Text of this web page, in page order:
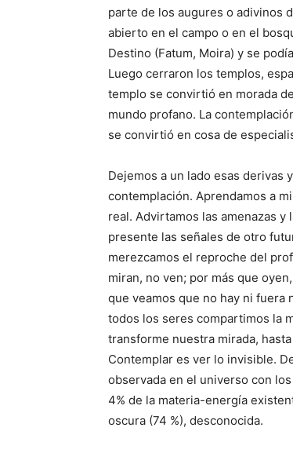
parte de los augures o adivinos
abierto en el campo o en el
Destino (Fatum, Moira) y se
Luego cerraron los templos,
templo se convirtió en morada
mundo profano. La
se convirtió en cosa de
Dejemos a un lado esas derivas
contemplación. Aprendamos a
real. Advirtamos las amenazas
presente las señales de otro
merezcamos el reproche del
miran, no ven; por más que
que veamos que no hay ni fuera
todos los seres compartimos la
transforme nuestra mirada,
Contemplar es ver lo invisible.
observada en el universo con
4% de la materia-energía
oscura (74 %), desconocida.